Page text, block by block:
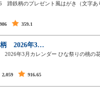
蹄鉄柄のプレゼント風はがき（文字あ
986 359.1
柄 2026年3…
2026年3月カレンダー ひな祭りの桃の
2,059 916.65